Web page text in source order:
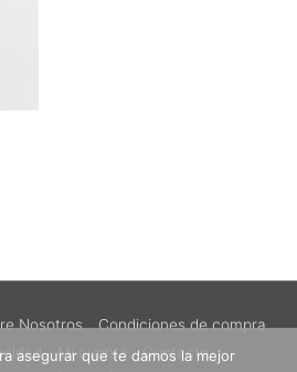
Nosotros
Condiciones de compra
Mi cuenta
Contacto
asegurar que te damos la mejor